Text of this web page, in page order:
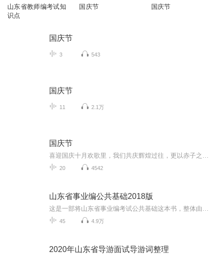
山东省教师编考试知
识点
国庆节 国庆节
国庆节
3 543
国庆节
11 2.1万
国庆节
20 4542
山东省事业编公共基础2018版
45 4.9万
2020年山东省导游面试导游词整理